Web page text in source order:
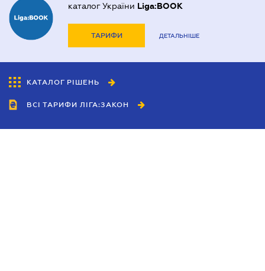
каталог України Liga:BOOK
ТАРИФИ ДЕТАЛЬНІШЕ
КАТАЛОГ РІШЕНЬ
ВСІ ТАРИФИ ЛІГА:ЗАКОН